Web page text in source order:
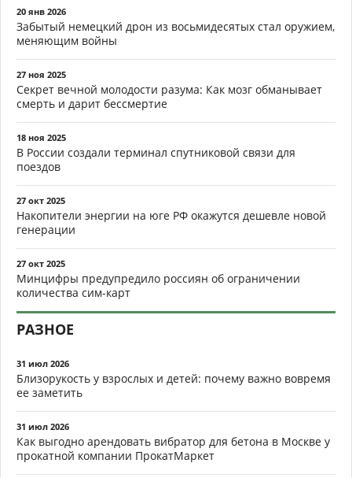
20 янв 2026
Забытый немецкий дрон из восьмидесятых стал оружием,
меняющим войны
27 ноя 2025
Секрет вечной молодости разума: Как мозг обманывает
смерть и дарит бессмертие
18 ноя 2025
В России создали терминал спутниковой связи для
поездов
27 окт 2025
Накопители энергии на юге РФ окажутся дешевле новой
генерации
27 окт 2025
Минцифры предупредило россиян об ограничении
количества сим-карт
РАЗНОЕ
31 июл 2026
Близорукость у взрослых и детей: почему важно вовремя
ее заметить
31 июл 2026
Как выгодно арендовать вибратор для бетона в Москве у
прокатной компании ПрокатМаркет